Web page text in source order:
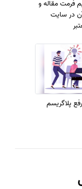
فرمت مقاله و
در سایت
رفع پلاگریسم